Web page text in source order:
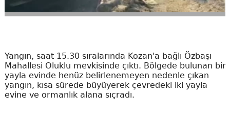
Yangın, saat 15.30 sıralarında Kozan'a bağlı Özbaşı
Mahallesi Oluklu mevkisinde çıktı. Bölgede bulunan bir
yayla evinde henüz belirlenemeyen nedenle çıkan
yangın, kısa sürede büyüyerek çevredeki iki yayla
evine ve ormanlık alana sıçradı.